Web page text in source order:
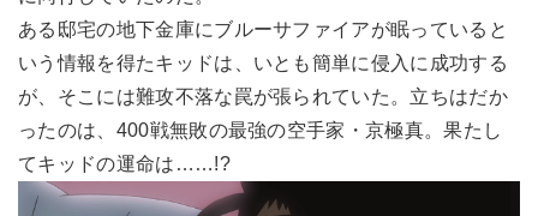
ある邸宅の地下金庫にブルーサファイアが眠っていると
いう情報を得たキッドは、いとも簡単に侵入に成功する
が、そこには難攻不落な罠が張られていた。立ちはだか
ったのは、400戦無敗の最強の空手家・京極真。果たし
てキッドの運命は……!?